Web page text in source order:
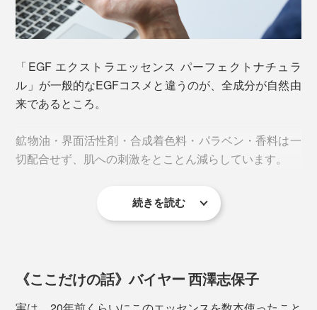
い」と、長年の愛用者多数。MONOCOスタッフも巻き
込まれ中です！
をつくったパイオニアです。
はピンキリ。危機感をもった辻社長が「日本EGF協会」
を立ち上げました。
もなると約55〜75日前後に。
また、加齢だけでなく、不規則な生活や紫外線などもサ
イクルが乱れる原因になり、角質が厚くなったり、乾燥
しやすくなったりと、肌トラブルにつながります。
サイクルを整えるために、まずは「規則正しい生活」が
大切ですが、「EGF」がそのサポートを担うことが、特
許データで立証されています。
「EGF エクストラエッセンス パーフェクトナチュラ
ル」が一般的なEGFコスメと違うのが、全成分が自然由
来であるところ。
鉱物油・界面活性剤・合成着色料・パラベン・香料は一
切配合せず、肌への刺激をとことん減らしています。
続きを読む
《ここだけの話》バイヤー 西澤志保子